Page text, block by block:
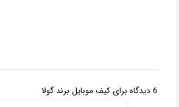
6 دیدگاه برای کیف موبایل برند گولا